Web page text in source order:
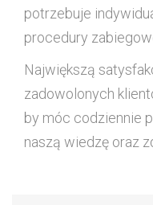
potrzebuje
procedury
Największą
zadowolonych
by móc codziennie
naszą wiedzę oraz